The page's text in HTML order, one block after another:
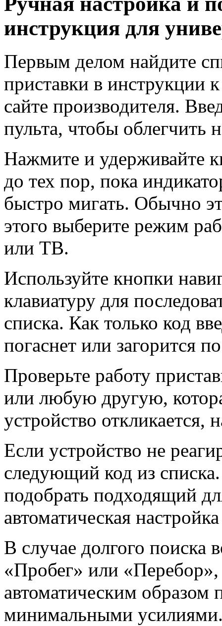
инструкция для
Первым делом найдите
приставки в инструкции
сайте производителя.
пульта, чтобы облегчить
Нажмите и удерживайте
до тех пор, пока
быстро мигать. Обычно
этого выберите режим
или ТВ.
Используйте кнопки
клавиатуру для
списка. Как только код
погаснет или загорится
Проверьте работу
или любую другую,
устройство откликается,
Если устройство не
следующий код из
подобрать подходящий
автоматическая
В случае долгого поиска
«Пробег» или «Перебор»,
автоматическим образом
минимальными